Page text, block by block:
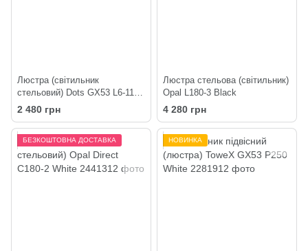
Люстра (світильник
стельовий) Dots GX53 L6-1100
Black
2 480 грн
Люстра стельова (світильник)
Opal L180-3 Black
4 280 грн
БЕЗКОШТОВНА ДОСТАВКА НОВИНКА